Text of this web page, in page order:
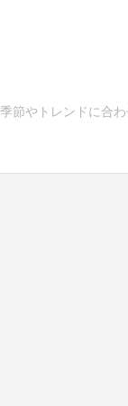
節やトレンドに合